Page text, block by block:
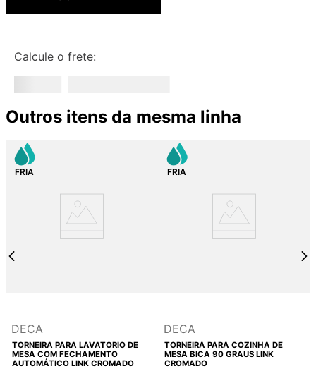
Calcule o frete:
Outros itens da mesma linha
DECA
TORNEIRA PARA LAVATÓRIO DE
MESA COM FECHAMENTO
AUTOMÁTICO LINK CROMADO
DECA
TORNEIRA PARA COZINHA DE
MESA BICA 90 GRAUS LINK
CROMADO